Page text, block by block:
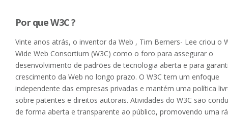
Por que W3C ?
Vinte anos atrás, o inventor da Web , Tim Berners- Lee criou o
Wide Web Consortium (W3C) como o foro para assegurar o
desenvolvimento de padrões de tecnologia aberta e para
crescimento da Web no longo prazo. O W3C tem um enfoque
independente das empresas privadas e mantém uma política
sobre patentes e direitos autorais. Atividades do W3C são
de forma aberta e transparente ao público, promovendo uma